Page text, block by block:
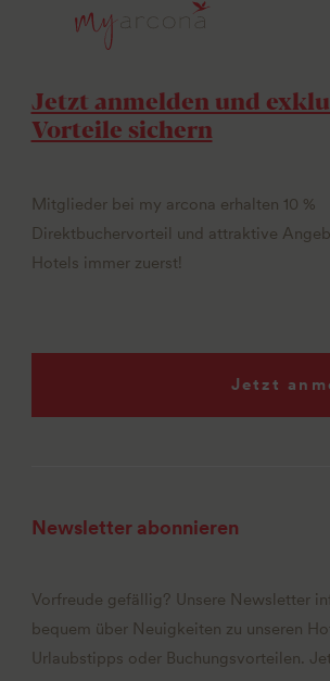
Jetzt anmelden und
Vorteile sichern
Mitglieder bei my arcona erhalten 10 %
Direktbuchervorteil und attraktive
Hotels immer zuerst!
Jetzt
Newsletter abonnieren
Vorfreude gefällig? Unsere Newsletter
bequem über Neuigkeiten zu unseren
Urlaubstipps oder Buchungsvorteilen.